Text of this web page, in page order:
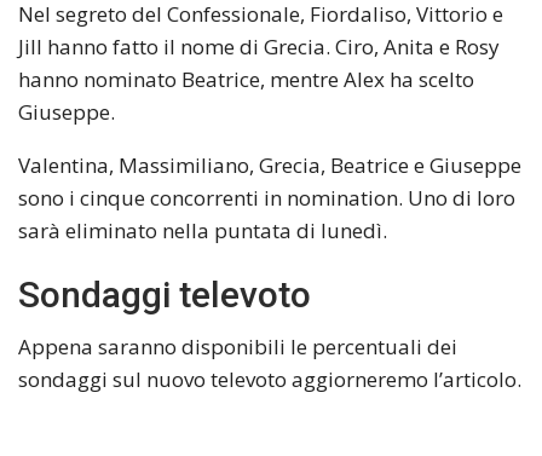
Nel segreto del Confessionale, Fiordaliso, Vittorio e
Jill hanno fatto il nome di Grecia. Ciro, Anita e Rosy
hanno nominato Beatrice, mentre Alex ha scelto
Giuseppe.
Valentina, Massimiliano, Grecia, Beatrice e Giuseppe
sono i cinque concorrenti in nomination. Uno di loro
sarà eliminato nella puntata di lunedì.
Sondaggi televoto
Appena saranno disponibili le percentuali dei
sondaggi sul nuovo televoto aggiorneremo l’articolo.